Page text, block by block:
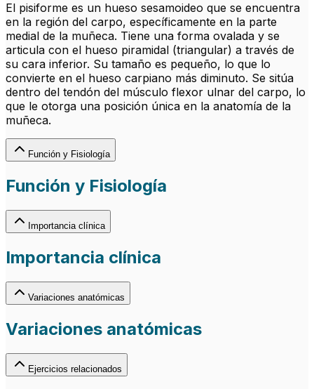
El pisiforme es un hueso sesamoideo que se encuentra
en la región del carpo, específicamente en la parte
medial de la muñeca. Tiene una forma ovalada y se
articula con el hueso piramidal (triangular) a través de
su cara inferior. Su tamaño es pequeño, lo que lo
convierte en el hueso carpiano más diminuto. Se sitúa
dentro del tendón del músculo flexor ulnar del carpo, lo
que le otorga una posición única en la anatomía de la
muñeca.
Función y Fisiología
Función y Fisiología
Importancia clínica
Importancia clínica
Variaciones anatómicas
Variaciones anatómicas
Ejercicios relacionados